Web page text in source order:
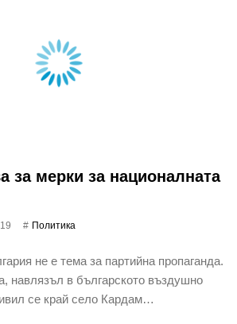
за мерки за националната
Политика
не е тема за партийна пропаганда.
навлязъл в българското въздушно
се край село Кардам…